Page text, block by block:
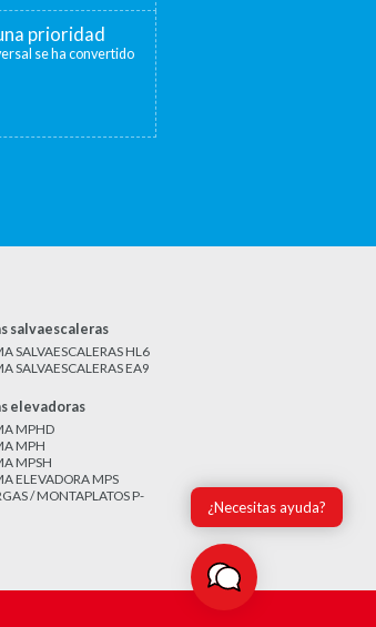
prioridad
se ha convertido
salvaescaleras
SALVAESCALERAS HL6
SALVAESCALERAS EA9
elevadoras
MPHD
MPH
MPSH
ELEVADORA MPS
/ MONTAPLATOS P-
¿Necesitas ayuda?